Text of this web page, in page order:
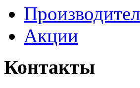
Акции
Контакты